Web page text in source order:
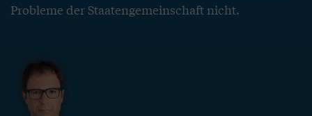
Probleme der Staatengemeinschaft nicht.